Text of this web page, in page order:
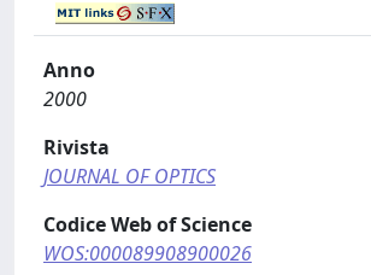
Anno
2000
Rivista
JOURNAL OF OPTICS
Codice Web of Science
WOS:000089908900026